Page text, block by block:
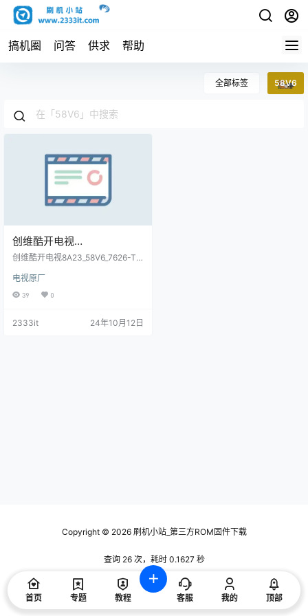
搞机圈 问答 供求 帮助
全部标签 58V6
创维酷开电视
8A23_58V6_7626-
参烧录包原厂程序U盘数据刷
机包
创维酷开电视8A23_58V6_7626-T5
程序U盘数据刷机包
电视原厂
39 0
2333it 24年10月12日
Copyright © 2026刷机小站_第三方ROM固件下载
查询 26 次，耗时 0.1627 秒
首页 专题 教程 客服 我的 顶部